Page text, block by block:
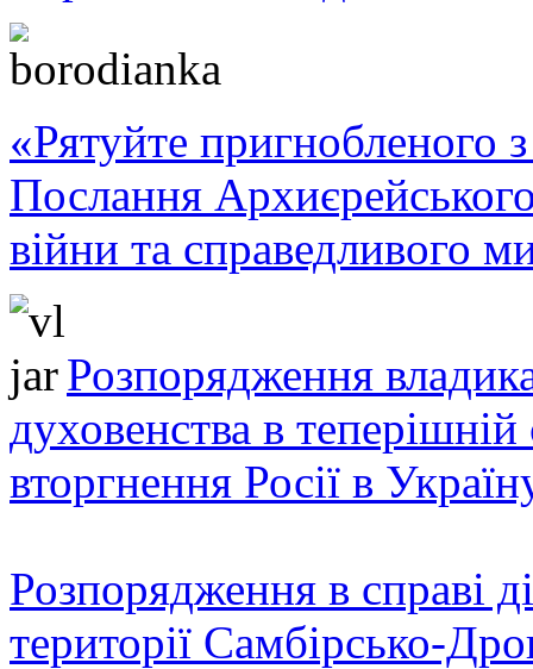
«Рятуйте пригнобленого
Послання
війни та справедливого
Розпорядження
духовенства в теперішній
вторгнення Росії в
Розпорядження в справі
території Самбірсько-